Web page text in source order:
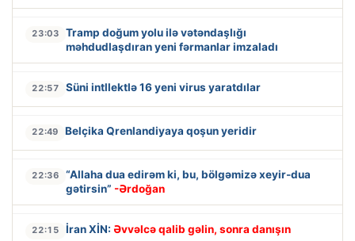
23:03
Tramp doğum yolu ilə vətəndaşlığı
məhdudlaşdıran yeni fərmanlar imzaladı
22:57 Süni intllektlə 16 yeni virus yaratdılar
22:49 Belçika Qrenlandiyaya qoşun yeridir
22:36
“Allaha dua edirəm ki, bu, bölgəmizə xeyir-dua
gətirsin” -Ərdoğan
22:15 İran XİN: Əvvəlcə qalib gəlin, sonra danışın